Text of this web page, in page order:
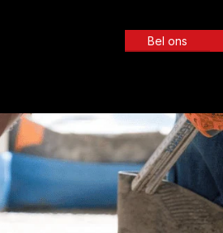
Bel ons